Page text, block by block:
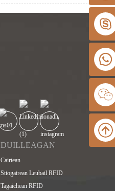
DUILLEAGAN
Cairtean
Stiogairean Leubail RFID
Tagaichean RFID